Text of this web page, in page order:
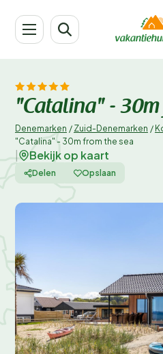
"Catalina" -
Denemarken / Zuid-Denemarken /
"Catalina" - 30m from the sea
Bekijk op kaart
Delen Opslaan